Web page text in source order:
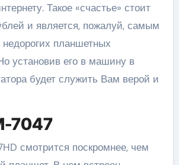
Такое «счастье» стоит
и является, пожалуй, самым
планшетных
установив его в машину в
будет служить Вам верой и
7047
смотрится поскромнее, чем